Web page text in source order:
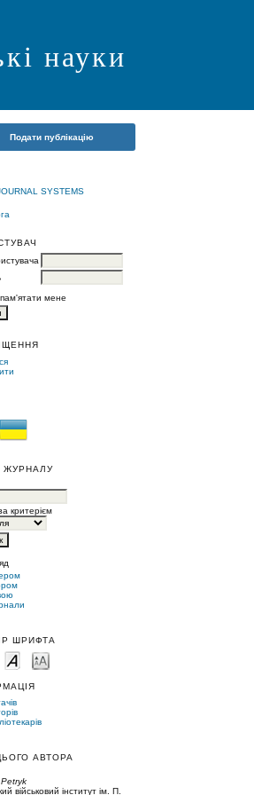
науки
Подати публікацію
SYSTEMS
мене
ЖУРНАЛУ
критерієм
ШРИФТА
АВТОРА
військовий інститут ім. П.